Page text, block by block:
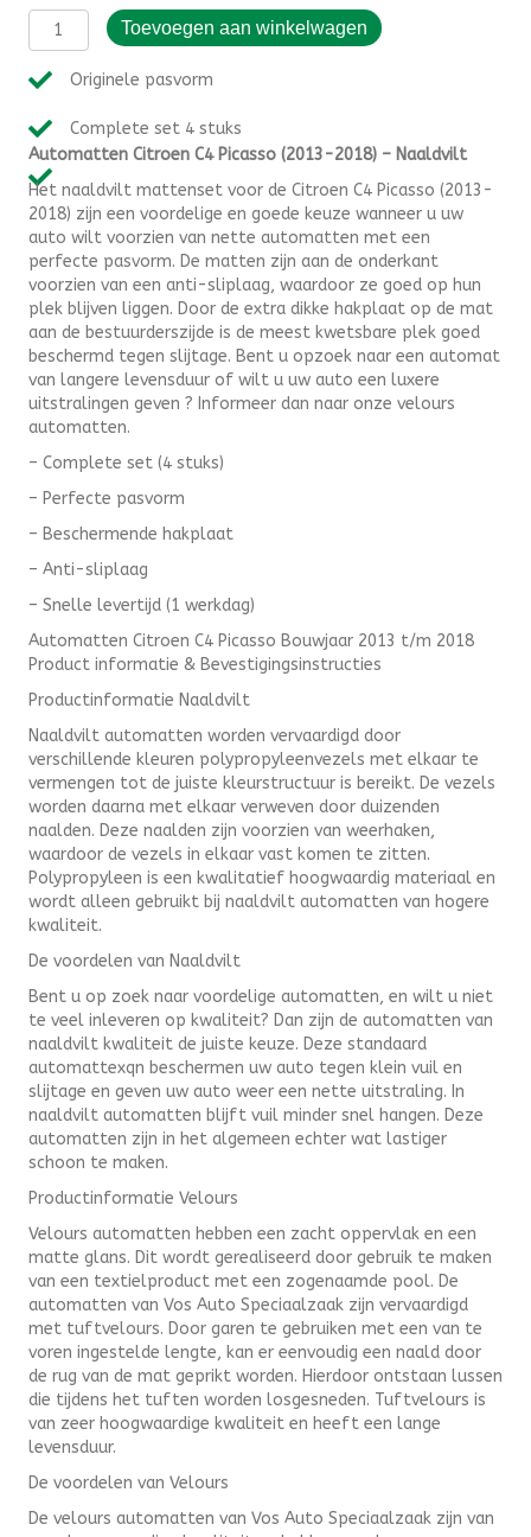
Automatten
Citroen
Picasso
2018)
-
Naaldvilt
aantal
Toevoegen aan winkelwagen
Originele pasvorm
Complete set 4 stuks
Automatten Citroen C4 Picasso (2013-2018) – Naaldvilt
Het naaldvilt mattenset voor de Citroen C4 Picasso (2013-
2018) zijn een voordelige en goede keuze wanneer u uw
auto wilt voorzien van nette automatten met een
perfecte pasvorm. De matten zijn aan de onderkant
voorzien van een anti-sliplaag, waardoor ze goed op hun
plek blijven liggen. Door de extra dikke hakplaat op de mat
aan de bestuurderszijde is de meest kwetsbare plek goed
beschermd tegen slijtage. Bent u opzoek naar een automat
van langere levensduur of wilt u uw auto een luxere
uitstralingen geven ? Informeer dan naar onze velours
automatten.
– Complete set (4 stuks)
– Perfecte pasvorm
– Beschermende hakplaat
– Anti-sliplaag
– Snelle levertijd (1 werkdag)
Automatten Citroen C4 Picasso Bouwjaar 2013 t/m 2018
Product informatie & Bevestigingsinstructies
Productinformatie Naaldvilt
Naaldvilt automatten worden vervaardigd door
verschillende kleuren polypropyleenvezels met elkaar te
vermengen tot de juiste kleurstructuur is bereikt. De vezels
worden daarna met elkaar verweven door duizenden
naalden. Deze naalden zijn voorzien van weerhaken,
waardoor de vezels in elkaar vast komen te zitten.
Polypropyleen is een kwalitatief hoogwaardig materiaal en
wordt alleen gebruikt bij naaldvilt automatten van hogere
kwaliteit.
De voordelen van Naaldvilt
Bent u op zoek naar voordelige automatten, en wilt u niet
te veel inleveren op kwaliteit? Dan zijn de automatten van
naaldvilt kwaliteit de juiste keuze. Deze standaard
automattexqn beschermen uw auto tegen klein vuil en
slijtage en geven uw auto weer een nette uitstraling. In
naaldvilt automatten blijft vuil minder snel hangen. Deze
automatten zijn in het algemeen echter wat lastiger
schoon te maken.
Productinformatie Velours
Velours automatten hebben een zacht oppervlak en een
matte glans. Dit wordt gerealiseerd door gebruik te maken
van een textielproduct met een zogenaamde pool. De
automatten van Vos Auto Speciaalzaak zijn vervaardigd
met tuftvelours. Door garen te gebruiken met een van te
voren ingestelde lengte, kan er eenvoudig een naald door
de rug van de mat geprikt worden. Hierdoor ontstaan lussen
die tijdens het tuften worden losgesneden. Tuftvelours is
van zeer hoogwaardige kwaliteit en heeft een lange
levensduur.
De voordelen van Velours
De velours automatten van Vos Auto Speciaalzaak zijn van